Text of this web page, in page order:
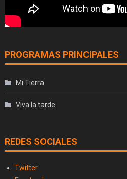
PROGRAMAS PRINCIPALES
Mi Tierra
Viva la tarde
REDES SOCIALES
Twitter